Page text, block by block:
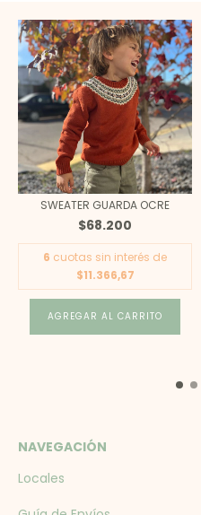
SWEATER GUARDA OCRE
$68.200
6 cuotas sin interés de
$11.366,67
AGREGAR AL CARRITO
NAVEGACIÓN
Locales